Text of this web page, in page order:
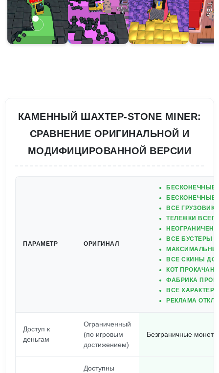
КАМЕННЫЙ ШАХТЕР-STONE MINER:
СРАВНЕНИЕ ОРИГИНАЛЬНОЙ И
МОДИФИЦИРОВАННОЙ ВЕРСИИ
ПАРАМЕТР ОРИГИНАЛ
БЕСКОНЕЧНЫЕ
БЕСКОНЕЧНЫЕ
ВСЕ
ТЕЛЕЖКИ
ВСЕ БУСТЕРЫ
ВСЕ СКИНЫ
КОТ ПРОКАЧАН
ФАБРИКА
ВСЕ
РЕКЛАМА
Доступ к
деньгам
Ограниченный
(по игровым
достижением)
Безграничные
Доступны